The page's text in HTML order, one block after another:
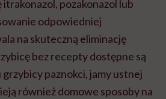
pozakonazol lub
odpowiedniej
na skuteczną eliminację
bez recepty dostępne są
paznokci, jamy ustnej
również domowe sposoby na